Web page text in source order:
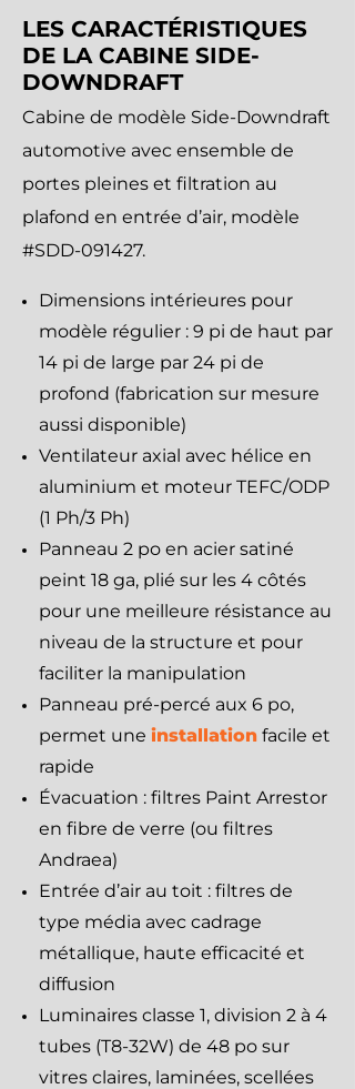
LES CARACTÉRISTIQUES
DE LA CABINE SIDE-
DOWNDRAFT
Cabine de modèle Side-Downdraft
automotive avec ensemble de
portes pleines et filtration au
plafond en entrée d’air, modèle
#SDD-091427.
Dimensions intérieures pour
modèle régulier : 9 pi de haut par
14 pi de large par 24 pi de
profond (fabrication sur mesure
aussi disponible)
Ventilateur axial avec hélice en
aluminium et moteur TEFC/ODP
(1 Ph/3 Ph)
Panneau 2 po en acier satiné
peint 18 ga, plié sur les 4 côtés
pour une meilleure résistance au
niveau de la structure et pour
faciliter la manipulation
Panneau pré-percé aux 6 po,
permet une installation facile et
rapide
Évacuation : filtres Paint Arrestor
en fibre de verre (ou filtres
Andraea)
Entrée d’air au toit : filtres de
type média avec cadrage
métallique, haute efficacité et
diffusion
Luminaires classe 1, division 2 à 4
tubes (T8-32W) de 48 po sur
vitres claires, laminées, scellées